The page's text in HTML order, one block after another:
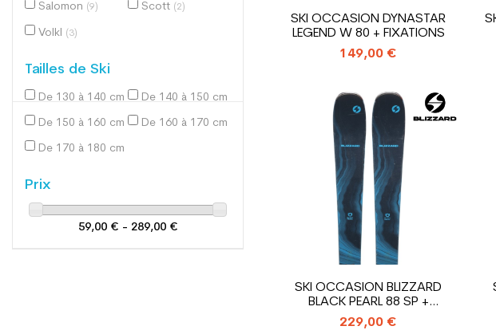
Salomon (9) Scott (2)
Volkl (3)
Tailles de Ski
De 130 à 140 cm (3) De 140 à 150 cm
De 150 à 160 cm (65)De 160 à 170 cm
De 170 à 180 cm
Prix
59,00 € - 289,00 €
SKI OCCASION DYNASTAR
LEGEND W 80 + FIXATIONS
149,00 €
SKI OCCASION BLIZZARD
BLACK PEARL 88 SP +
FIXATIONS
229,00 €